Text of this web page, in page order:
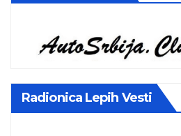
Radionica Lepih Vesti